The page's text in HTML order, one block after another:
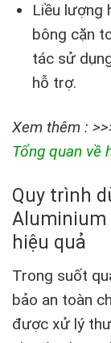
Liều lượng
bông cặn
tác sử
hỗ trợ.
Xem thêm :
Tổng quan về
Quy trình
Aluminium
hiệu quả
Trong suốt
bảo an toàn
được xử lý